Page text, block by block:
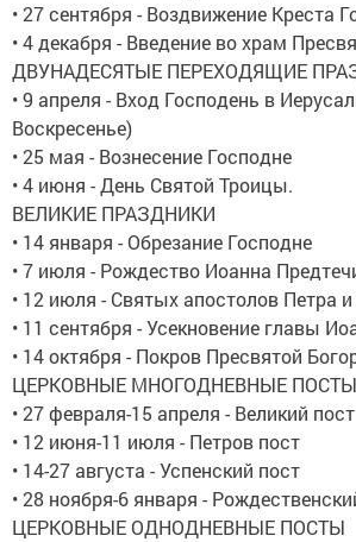
• 27 сентября - Воздвижение Креста
• 4 декабря - Введение во храм
ДВУНАДЕСЯТЫЕ ПЕРЕХОДЯЩИЕ
• 9 апреля - Вход Господень в
Воскресенье)
• 25 мая - Вознесение Господне
• 4 июня - День Святой Троицы.
ВЕЛИКИЕ ПРАЗДНИКИ
• 14 января - Обрезание Господне
• 7 июля - Рождество Иоанна
• 12 июля - Святых апостолов Петра
• 11 сентября - Усекновение главы
• 14 октября - Покров Пресвятой
ЦЕРКОВНЫЕ МНОГОДНЕВНЫЕ ПОСТЫ
• 27 февраля-15 апреля - Великий пост
• 12 июня-11 июля - Петров пост
• 14-27 августа - Успенский пост
• 28 ноября-6 января -
ЦЕРКОВНЫЕ ОДНОДНЕВНЫЕ ПОСТЫ